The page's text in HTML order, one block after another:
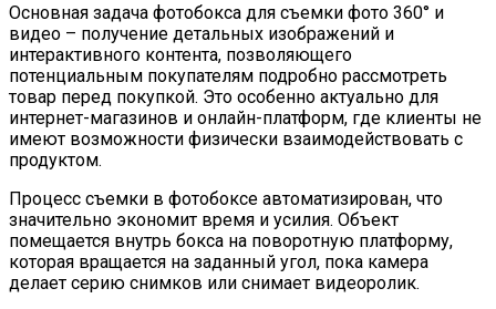
Основная задача фотобокса для съемки фото 360° и
видео – получение детальных изображений и
интерактивного контента, позволяющего
потенциальным покупателям подробно рассмотреть
товар перед покупкой. Это особенно актуально для
интернет-магазинов и онлайн-платформ, где клиенты не
имеют возможности физически взаимодействовать с
продуктом.
Процесс съемки в фотобоксе автоматизирован, что
значительно экономит время и усилия. Объект
помещается внутрь бокса на поворотную платформу,
которая вращается на заданный угол, пока камера
делает серию снимков или снимает видеоролик.